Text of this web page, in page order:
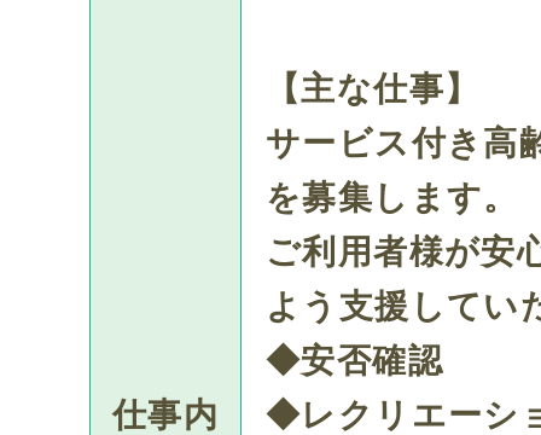
仕事内
【主な仕事】
サービス付き高
を募集します。
ご利用者様が安
よう支援してい
◆安否確認
◆レクリエーシ